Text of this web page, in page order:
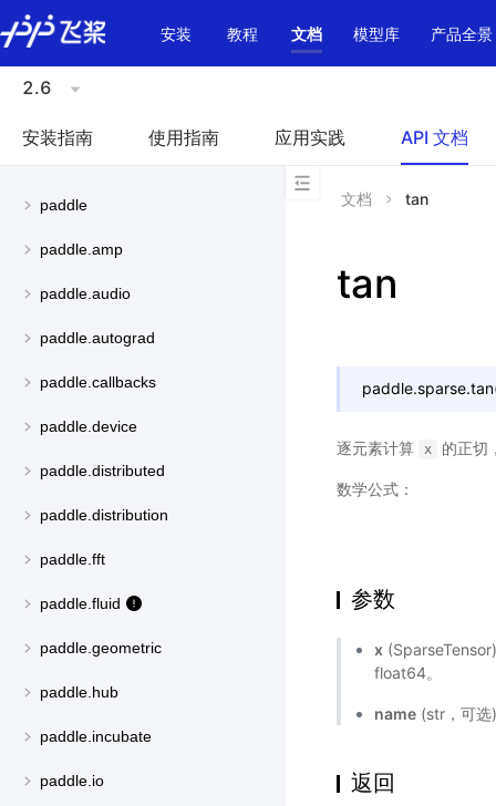
\u200E
安装
教程 文档 模型库 产品全景
2.6
安装指南 使用指南 应用实践 API 文档
paddle
paddle.amp
paddle.audio
paddle.autograd
paddle.callbacks
paddle.device
paddle.distributed
paddle.distribution
paddle.fft
paddle.fluid
paddle.geometric
paddle.hub
paddle.incubate
paddle.io
文档 tan
tan
paddle.sparse.tan
逐元素计算 x 的正切
数学公式：
参数
x
float64。
name (str，可
返回